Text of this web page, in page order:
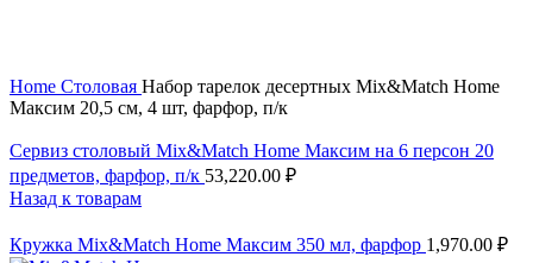
Home Столовая Набор тарелок десертных Mix&Match Home
Максим 20,5 см, 4 шт, фарфор, п/к
Сервиз столовый Mix&Match Home Максим на 6 персон 20
предметов, фарфор, п/к 53,220.00 ₽
Назад к товарам
Кружка Mix&Match Home Максим 350 мл, фарфор 1,970.00 ₽